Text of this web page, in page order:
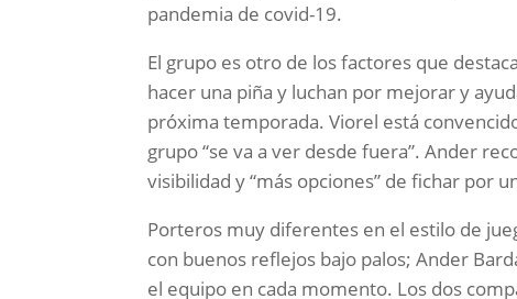
pandemia de covid-19.
El grupo es otro de los factores que
hacer una piña y luchan por mejorar y
próxima temporada. Viorel está
grupo “se va a ver desde fuera”. Ander
visibilidad y “más opciones” de fichar por
Porteros muy diferentes en el estilo de
con buenos reflejos bajo palos; Ander
el equipo en cada momento. Los dos